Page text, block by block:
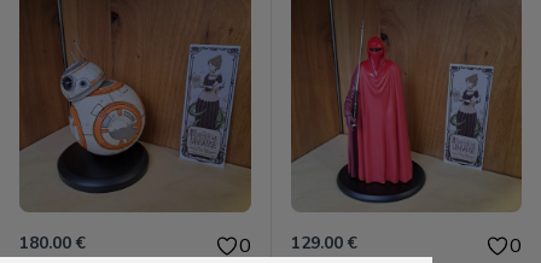
180.00 € 0 129.00 € 0